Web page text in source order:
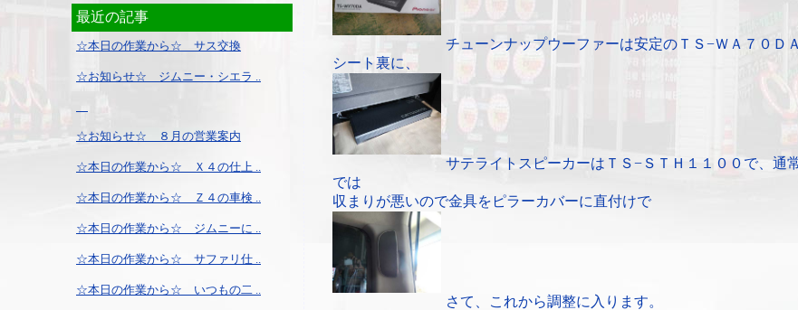
最近の記事
☆本日の作業から☆ サス交換
☆お知らせ☆ ジムニー・シエラ ..
☆お知らせ☆ ８月の営業案内
☆本日の作業から☆ Ｘ４の仕上 ..
☆本日の作業から☆ Ｚ４の車検 ..
☆本日の作業から☆ ジムニーに ..
☆本日の作業から☆ サファリ仕 ..
☆本日の作業から☆ いつもの二 ..
チューンナップウーファーは安定のＴＳ−ＷＡ７０Ｄ
シート裏に、
サテライトスピーカーはＴＳ−ＳＴＨ１１００で、通
では
収まりが悪いので金具をピラーカバーに直付けで
さて、これから調整に入ります。